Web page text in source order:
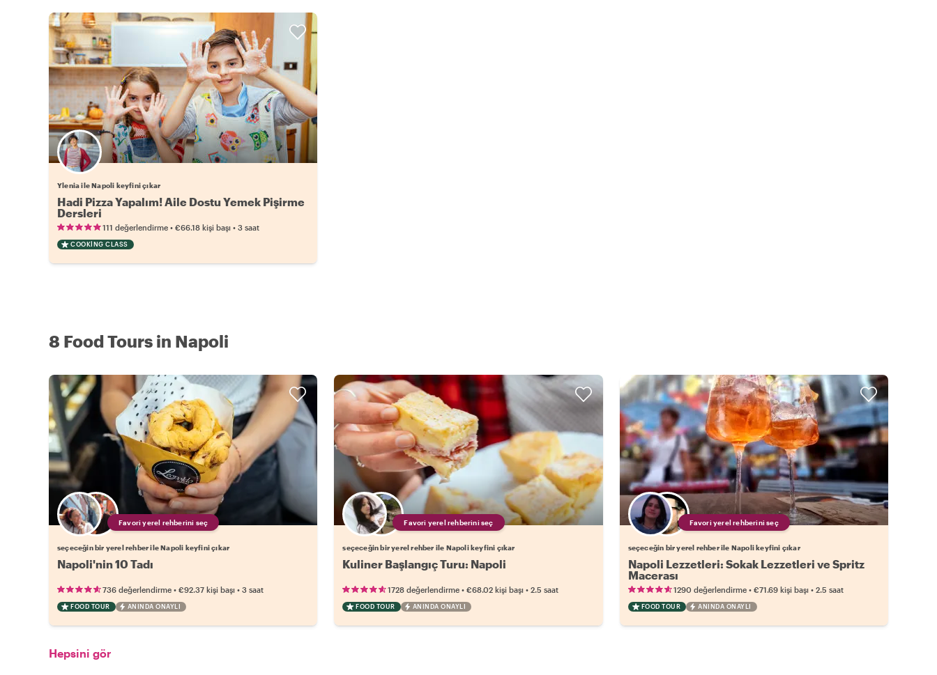
Ylenia ile Napoli keyfini çıkar
Hadi Pizza Yapalım! Aile Dostu Yemek Pişirme
Dersleri
111 değerlendirme • €66.18 kişi başı • 3 saat
COOKING CLASS
8 Food Tours in Napoli
Favori yerel rehberini seç
seçeceğin bir yerel rehber ile Napoli keyfini çıkar
Napoli'nin 10 Tadı
736 değerlendirme • €92.37 kişi başı • 3 saat
FOOD TOUR ANINDA ONAYLI
Favori yerel rehberini seç
seçeceğin bir yerel rehber ile Napoli keyfini çıkar
Kuliner Başlangıç Turu: Napoli
1728 değerlendirme •€68.02 kişi başı •2.5 saat
FOOD TOUR ANINDA ONAYLI
Favori yerel rehberini seç
seçeceğin bir yerel rehber ile Napoli keyfini çıkar
Napoli Lezzetleri: Sokak Lezzetleri ve Spritz
Macerası
1290 değerlendirme• €71.69 kişi başı• 2.5 saat
FOOD TOUR ANINDA ONAYLI
Hepsini gör